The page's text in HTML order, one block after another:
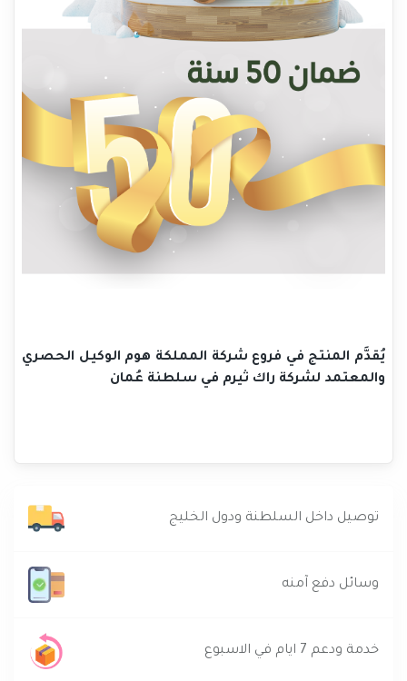
يُقدَّم المنتج في فروع شركة المملكة هوم الوكيل الحصري
والمعتمد لشركة راك ثيرم في سلطنة عُمان
توصيل داخل السلطنة ودول الخليج
وسائل دفع آمنه
خدمة ودعم 7 ايام في الاسبوع